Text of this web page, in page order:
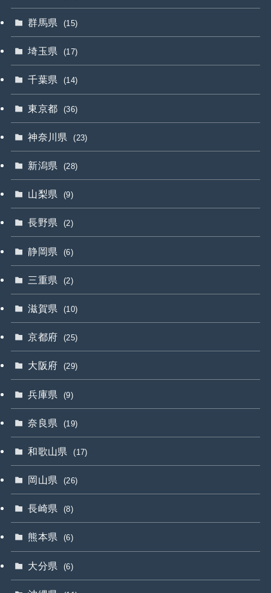
群馬県 (15)
埼玉県 (17)
千葉県 (14)
東京都 (36)
神奈川県 (23)
新潟県 (28)
山梨県 (9)
長野県 (2)
静岡県 (6)
三重県 (2)
滋賀県 (10)
京都府 (25)
大阪府 (29)
兵庫県 (9)
奈良県 (19)
和歌山県 (17)
岡山県 (26)
長崎県 (8)
熊本県 (6)
大分県 (6)